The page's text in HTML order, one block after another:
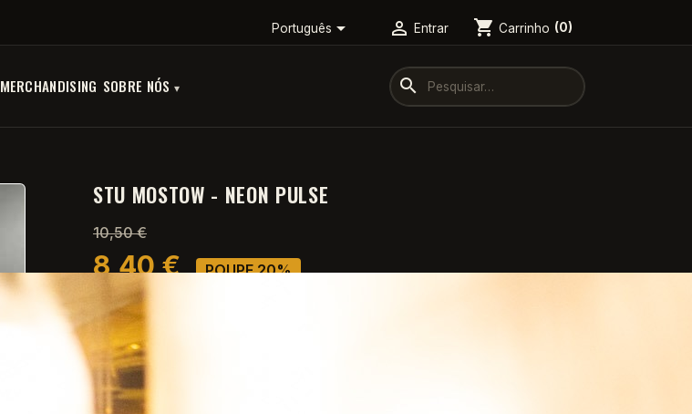
Português  Entrar shopping_cart Carrinho (0)
MERCHANDISING SOBRE NÓS search
STU MOSTOW - NEON PULSE
10,50 €
8,40 € POUPE 20%
Com IVA